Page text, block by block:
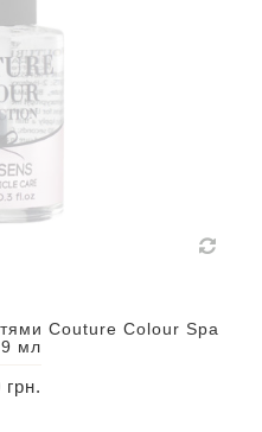
Couture Colour Spa
мл